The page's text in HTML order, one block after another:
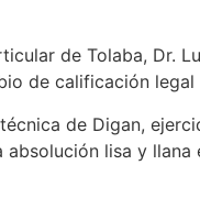
de Tolaba, Dr.
de calificación
de Digan,
absolución lisa y